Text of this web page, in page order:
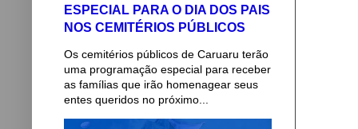
ESPECIAL PARA O DIA DOS PAIS
NOS CEMITÉRIOS PÚBLICOS
Os cemitérios públicos de Caruaru terão
uma programação especial para receber
as famílias que irão homenagear seus
entes queridos no próximo...